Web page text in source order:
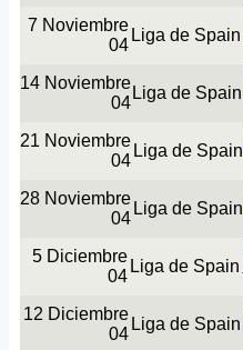
7 Noviembre
04
Liga de Spain
14 Noviembre
04
Liga de Spain
21 Noviembre
04
Liga de Spain
28 Noviembre
04
Liga de Spain
5 Diciembre
04
Liga de Spain
12 Diciembre
04
Liga de Spain